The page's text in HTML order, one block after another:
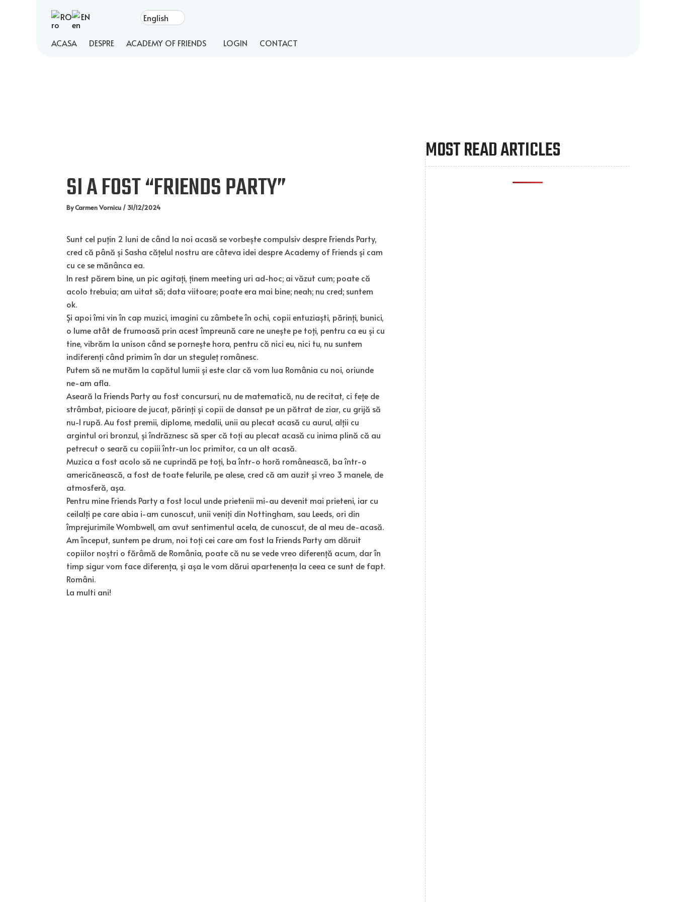
RO EN
ACASA DESPRE ACADEMY OF FRIENDS LOGIN CONTACT
SI A FOST “FRIENDS PARTY”
ByCarmen Vornicu / 31/12/2024
Sunt cel puțin 2 luni de când la noi acasă se vorbește compulsiv despre Friends Party,
cred că până și Sasha cățelul nostru are câteva idei despre Academy of Friends și cam
cu ce se mănânca ea.
In rest părem bine, un pic agitați, ținem meeting uri ad-hoc; ai văzut cum; poate că
acolo trebuia; am uitat să; data viitoare; poate era mai bine; neah; nu cred; suntem
ok.
Și apoi îmi vin în cap muzici, imagini cu zâmbete în ochi, copii entuziaști, părinți, bunici,
o lume atât de frumoasă prin acest împreună care ne unește pe toți, pentru ca eu și cu
tine, vibrăm la unison când se pornește hora, pentru că nici eu, nici tu, nu suntem
indiferenți când primim în dar un steguleț românesc.
Putem să ne mutăm la capătul lumii și este clar că vom lua România cu noi, oriunde
ne-am afla.
Aseară la Friends Party au fost concursuri, nu de matematică, nu de recitat, ci fețe de
strâmbat, picioare de jucat, părinți și copii de dansat pe un pătrat de ziar, cu grijă să
nu-l rupă. Au fost premii, diplome, medalii, unii au plecat acasă cu aurul, alții cu
argintul ori bronzul, și îndrăznesc să sper că toți au plecat acasă cu inima plină că au
petrecut o seară cu copiii într-un loc primitor, ca un alt acasă.
Muzica a fost acolo să ne cuprindă pe toți, ba într-o horă românească, ba într-o
americănească, a fost de toate felurile, pe alese, cred că am auzit și vreo 3 manele, de
atmosferă, așa.
Pentru mine Friends Party a fost locul unde prietenii mi-au devenit mai prieteni, iar cu
ceilalți pe care abia i-am cunoscut, unii veniți din Nottingham, sau Leeds, ori din
împrejurimile Wombwell, am avut sentimentul acela, de cunoscut, de al meu de-acasă.
Am început, suntem pe drum, noi toți cei care am fost la Friends Party am dăruit
copiilor noștri o fărâmă de România, poate că nu se vede vreo diferență acum, dar în
timp sigur vom face diferența, și așa le vom dărui apartenența la ceea ce sunt de fapt.
Români.
La multi ani!
navigation
MOST READ ARTICLES